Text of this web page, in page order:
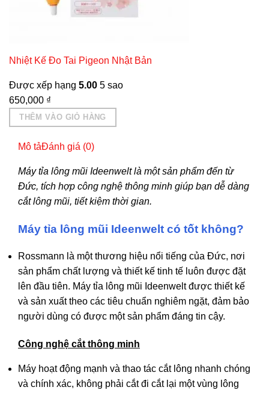
Nhiệt Kế Đo Tai Pigeon Nhật Bản
Được xếp hạng 5.005 sao
650,000 ₫
THÊM VÀO GIỎ HÀNG
Mô tảĐánh giá (0)
Máy tỉa lông mũi Ideenwelt là một sản phẩm đến từ
Đức, tích hợp công nghệ thông minh giúp bạn dễ dàng
cắt lông mũi, tiết kiệm thời gian.
Máy tỉa lông mũi Ideenwelt có tốt không?
Rossmann là một thương hiệu nổi tiếng của Đức, nơi
sản phẩm chất lượng và thiết kế tinh tế luôn được đặt
lên đầu tiên. Máy tỉa lông mũi Ideenwelt được thiết kế
và sản xuất theo các tiêu chuẩn nghiêm ngặt, đảm bảo
người dùng có được một sản phẩm đáng tin cậy.
Công nghệ cắt thông minh
Máy hoạt động mạnh và thao tác cắt lông nhanh chóng
và chính xác, không phải cắt đi cắt lại một vùng lông